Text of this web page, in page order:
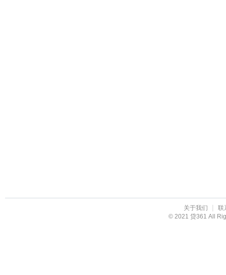
关于我们 |
联
© 2021 贷361 All